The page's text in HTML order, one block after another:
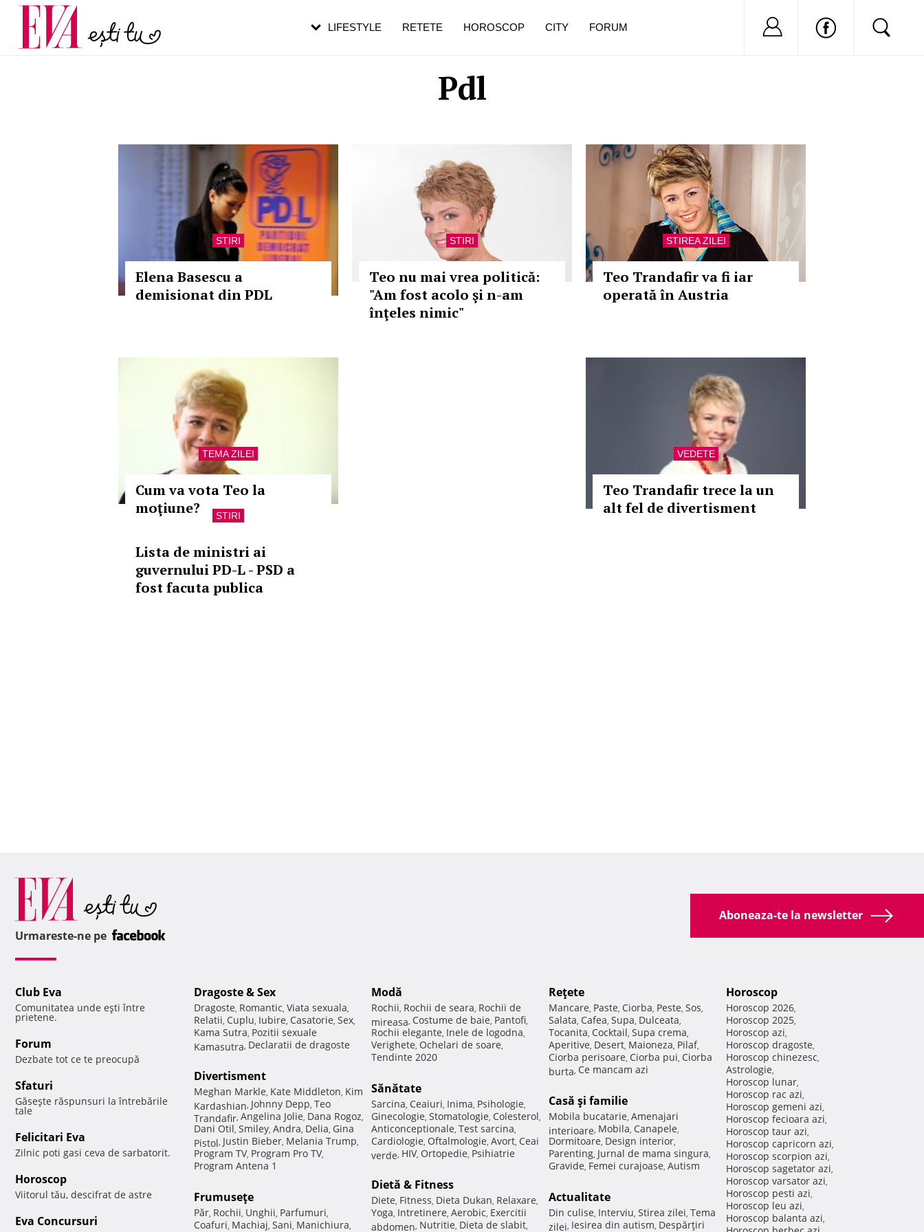
Pdl
STIRI
Elena Basescu a
demisionat din PDL
STIRI
Teo nu mai vrea politică:
"Am fost acolo şi n-am
înţeles nimic"
STIREA ZILEI
Teo Trandafir va fi iar
operată în Austria
TEMA ZILEI
Cum va vota Teo la
moţiune?
VEDETE
Teo Trandafir trece la un
alt fel de divertisment
STIRI
Lista de ministri ai
guvernului PD-L - PSD a
fost facuta publica
LIFESTYLE RETETE HOROSCOP CITY FORUM Nu ai cont?
Carieră
Actualitate
pe măsură ce înaintezi în vârstă
Aboneaza-te la newsletter
Urmareste-ne pe
Club Eva
Comunitatea unde eşti între
prietene.
Forum
Dezbate tot ce te preocupă
Sfaturi
Găseşte răspunsuri la întrebările
tale
Felicitari Eva
Zilnic poti gasi ceva de sarbatorit.
Horoscop
Viitorul tău, descifrat de astre
Eva Concursuri
Dragoste & Sex
Dragoste, Romantic, Viata sexuala,
Relatii, Cuplu, Iubire, Casatorie, Sex,
Kama Sutra, Pozitii sexuale
Kamasutra, Declaratii de dragoste
Divertisment
Meghan Markle, Kate Middleton, Kim
Kardashian, Johnny Depp, Teo
Trandafir, Angelina Jolie, Dana Rogoz,
Dani Otil, Smiley, Andra, Delia, Gina
Pistol, Justin Bieber, Melania Trump,
Program TV, Program Pro TV,
Program Antena 1
Frumuseţe
Păr, Rochii, Unghii, Parfumuri,
Coafuri, Machiaj, Sani, Manichiura,
Modă
Rochii, Rochii de seara, Rochii de
mireasa, Costume de baie, Pantofi,
Rochii elegante, Inele de logodna,
Verighete, Ochelari de soare,
Tendinte 2020
Sănătate
Sarcina, Ceaiuri, Inima, Psihologie,
Ginecologie, Stomatologie, Colesterol,
Anticonceptionale, Test sarcina,
Cardiologie, Oftalmologie, Avort, Ceai
verde, HIV, Ortopedie, Psihiatrie
Dietă & Fitness
Diete, Fitness, Dieta Dukan, Relaxare,
Yoga, Intretinere, Aerobic, Exercitii
abdomen, Nutritie, Dieta de slabit,
Reţete
Mancare, Paste, Ciorba, Peste, Sos,
Salata, Cafea, Supa, Dulceata,
Tocanita, Cocktail, Supa crema,
Aperitive, Desert, Maioneza, Pilaf,
Ciorba perisoare, Ciorba pui, Ciorba
burta, Ce mancam azi
Casă şi familie
Mobila bucatarie, Amenajari
interioare, Mobila, Canapele,
Dormitoare, Design interior,
Parenting, Jurnal de mama singura,
Gravide, Femei curajoase, Autism
Actualitate
Din culise, Interviu, Stirea zilei, Tema
zilei, Iesirea din autism, Despărţiri
Horoscop
Horoscop 2026,
Horoscop 2025,
Horoscop azi,
Horoscop dragoste,
Horoscop chinezesc,
Astrologie,
Horoscop lunar,
Horoscop rac azi,
Horoscop gemeni azi,
Horoscop fecioara azi,
Horoscop taur azi,
Horoscop capricorn azi,
Horoscop scorpion azi,
Horoscop sagetator azi,
Horoscop varsator azi,
Horoscop pesti azi,
Horoscop leu azi,
Horoscop balanta azi,